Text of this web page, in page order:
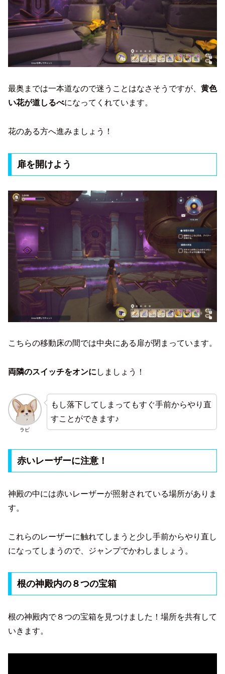
最奥までは一本道なので迷うことはなさそうですが、 黄色
い花が道しるべになってくれています。
花のある方へ進みましょう！
扉を開けよう
こちらの移動床の間では中央にある扉が閉まっています。
両隣のスイッチをオンに しましょう！
ラビ
もし落下してしまってもすぐ手前からやり直
すことができます♪
赤いレーザーに注意！
神殿の中には赤いレーザーが照射されている場所がありま
す。
これらのレーザーに触れてしまうと少し手前からやり直し
になってしまうので、ジャンプでかわしましょう。
根の神殿内の８つの宝箱
根の神殿内で８つの宝箱を見つけました！場所を共有して
いきます。